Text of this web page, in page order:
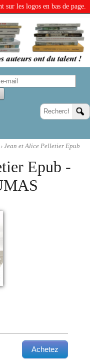
sur les logos en bas de page.
› Jean et Alice Pelletier Epub
Epub -
Achetez